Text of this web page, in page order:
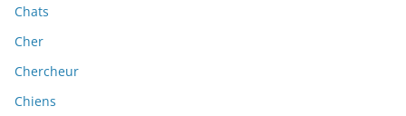
Chats
Cher
Chercheur
Chiens